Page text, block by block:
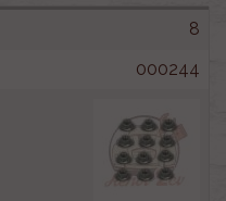
8
000244